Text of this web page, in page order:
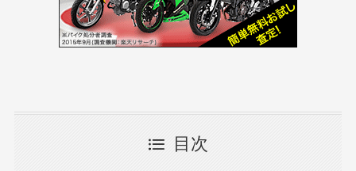
目次